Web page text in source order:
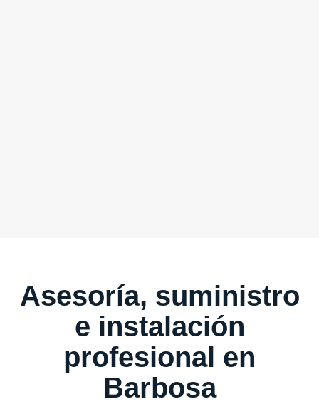
Asesoría, suministro
e instalación
profesional en
Barbosa